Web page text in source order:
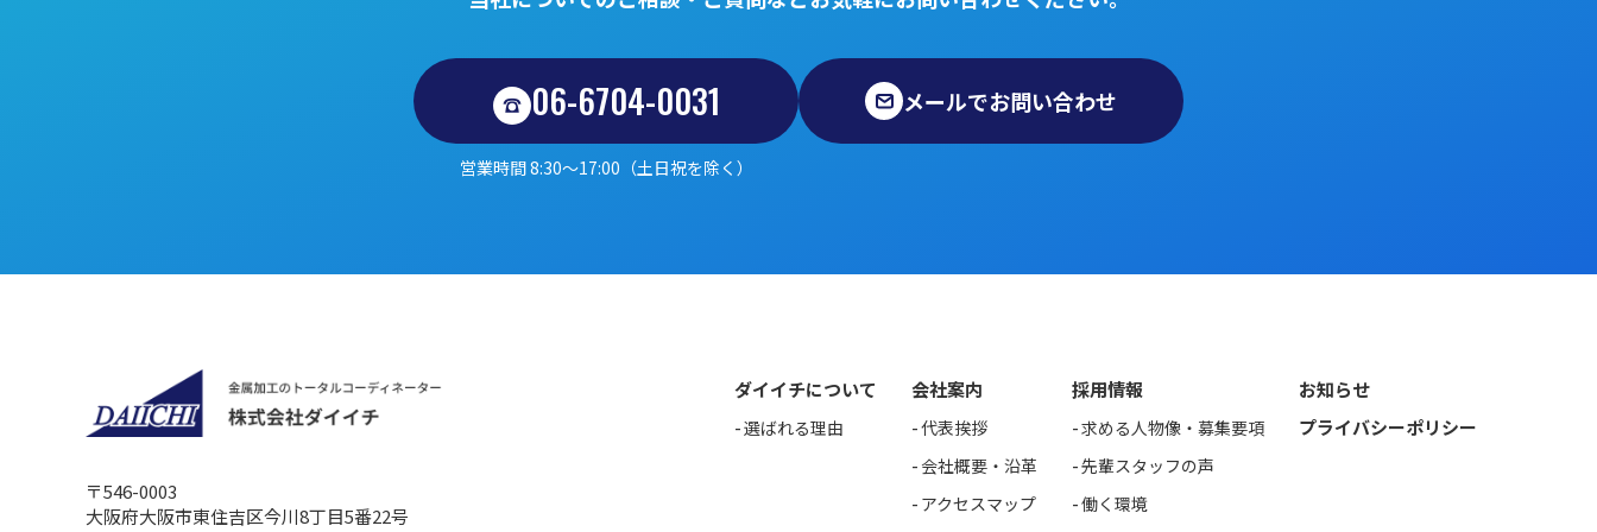
06-6704-0031
営業時間 8:30～17:00（土日祝を除く）
メールでお問い合わせ
〒546-0003
大阪府大阪市東住吉区今川8丁目5番22号
ダイイチについて
選ばれる理由
会社案内
代表挨拶
会社概要・沿革
アクセスマップ
採用情報
求める人物像・募集要項
先輩スタッフの声
働く環境
お知らせ
プライバシーポリシー